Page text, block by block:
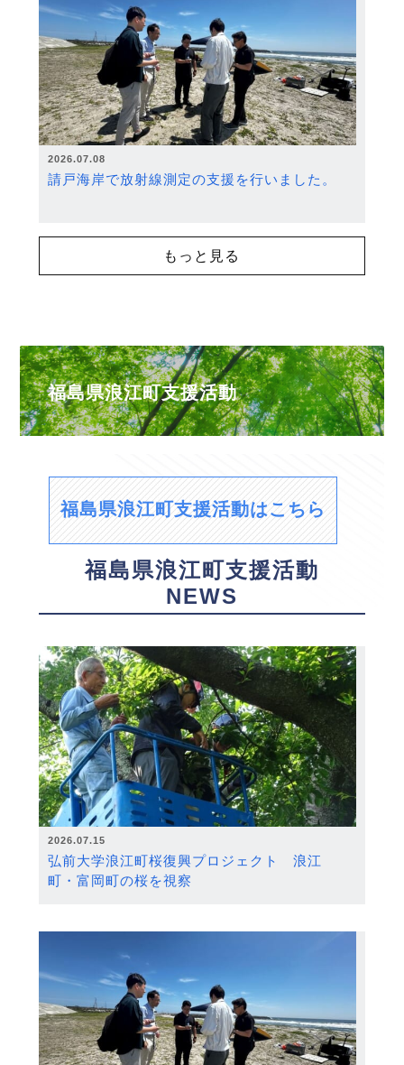
2026.07.08
請戸海岸で放射線測定の支援を行いました。
もっと見る
福島県浪江町支援活動
福島県浪江町支援活動はこちら
福島県浪江町支援活動
NEWS
2026.07.15
弘前大学浪江町桜復興プロジェクト 浪江
町・富岡町の桜を視察